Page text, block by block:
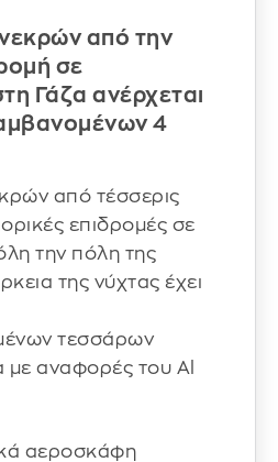
από την
σε
Γάζα ανέρχεται
4
από τέσσερις
επιδρομές σε
την πόλη της
της νύχτας έχει
τεσσάρων
με αναφορές του Al
αεροσκάφη